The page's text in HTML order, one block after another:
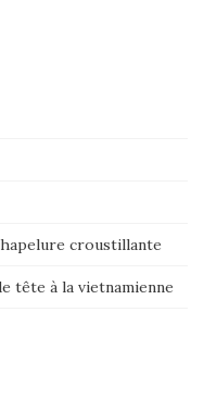
croustillante
tête à la vietnamienne